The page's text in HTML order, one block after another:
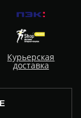
Курьерская
доставка